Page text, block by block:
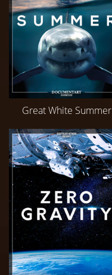
Great White Summer